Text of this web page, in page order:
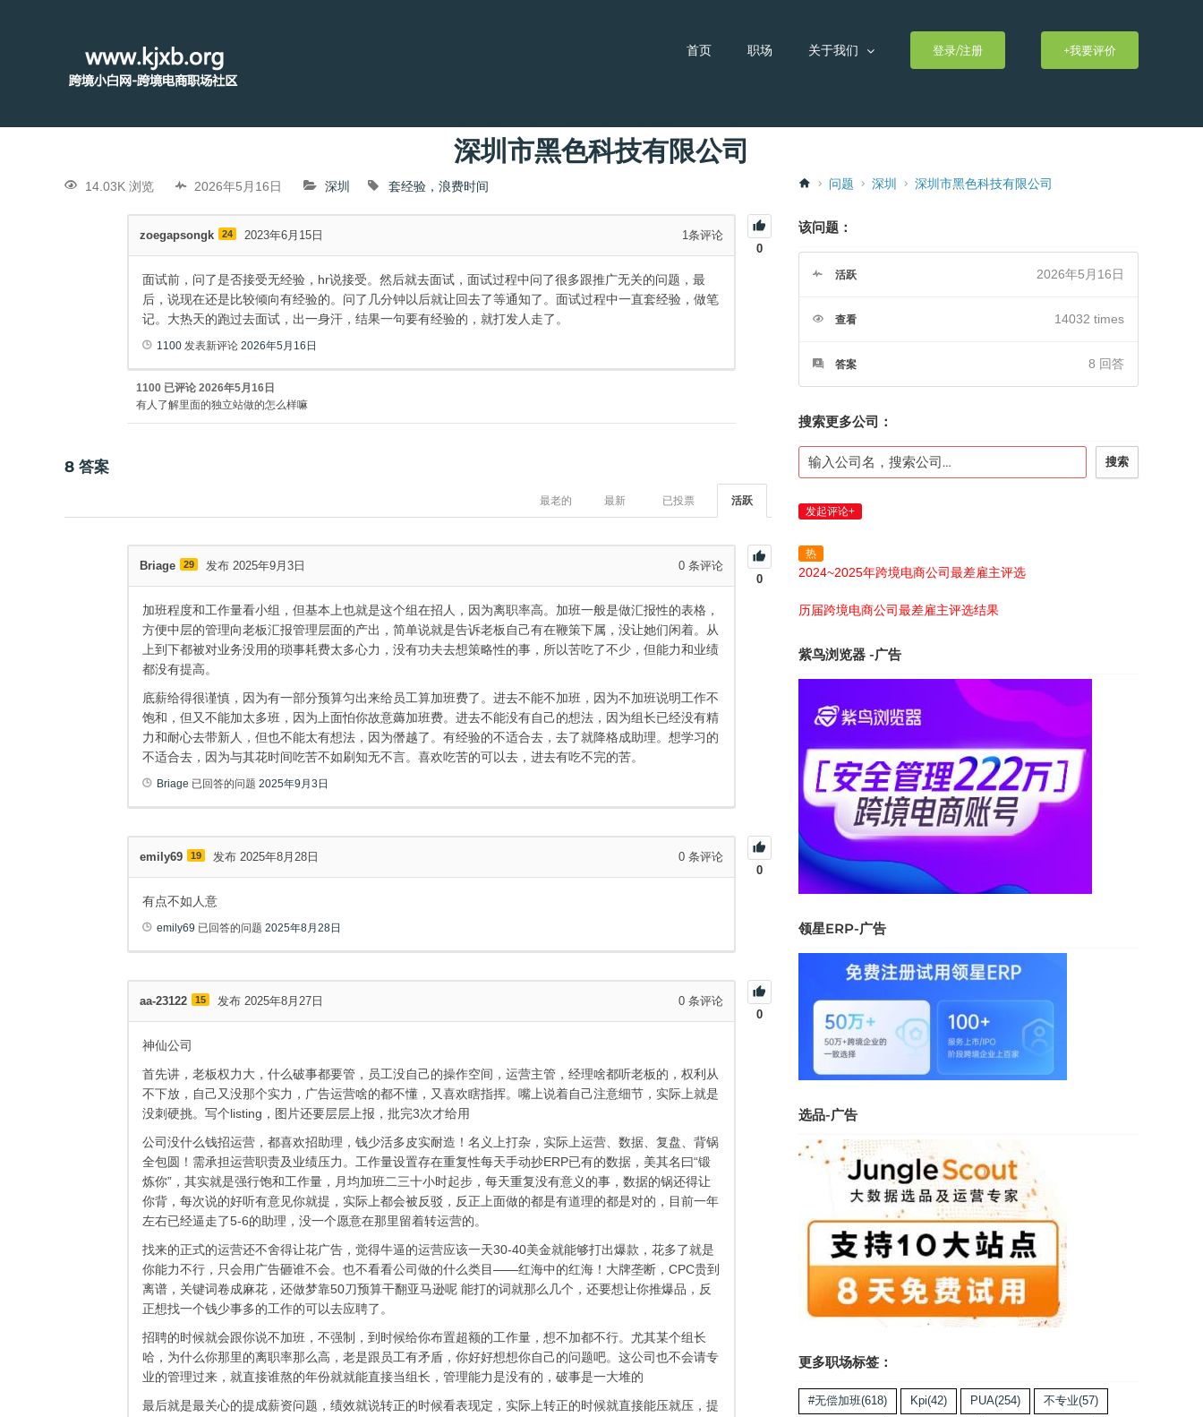
首页 职场 关于我们 登录/注册 +我要评价
深圳市黑色科技有限公司
14.03K 浏览 2026年5月16日 深圳 套经验，浪费时间
0
zoegapsongk 24 2023年6月15日 1条评论
面试前，问了是否接受无经验，hr说接受。然后就去面试，面试过程中问了很多跟推广无关的问题，最
后，说现在还是比较倾向有经验的。问了几分钟以后就让回去了等通知了。面试过程中一直套经验，做笔
记。大热天的跑过去面试，出一身汗，结果一句要有经验的，就打发人走了。
1100 发表新评论 2026年5月16日
1100 已评论 2026年5月16日
有人了解里面的独立站做的怎么样嘛
8 答案
活跃
已投票
最新
最老的
0
Briage 29 发布 2025年9月3日 0 条评论
加班程度和工作量看小组，但基本上也就是这个组在招人，因为离职率高。加班一般是做汇报性的表格，
方便中层的管理向老板汇报管理层面的产出，简单说就是告诉老板自己有在鞭策下属，没让她们闲着。从
上到下都被对业务没用的琐事耗费太多心力，没有功夫去想策略性的事，所以苦吃了不少，但能力和业绩
都没有提高。
底薪给得很谨慎，因为有一部分预算匀出来给员工算加班费了。进去不能不加班，因为不加班说明工作不
饱和，但又不能加太多班，因为上面怕你故意薅加班费。进去不能没有自己的想法，因为组长已经没有精
力和耐心去带新人，但也不能太有想法，因为僭越了。有经验的不适合去，去了就降格成助理。想学习的
不适合去，因为与其花时间吃苦不如刷知无不言。喜欢吃苦的可以去，进去有吃不完的苦。
Briage 已回答的问题 2025年9月3日
0
emily69 19 发布 2025年8月28日 0 条评论
有点不如人意
emily69 已回答的问题 2025年8月28日
0
aa-23122 15 发布 2025年8月27日 0 条评论
神仙公司
首先讲，老板权力大，什么破事都要管，员工没自己的操作空间，运营主管，经理啥都听老板的，权利从
不下放，自己又没那个实力，广告运营啥的都不懂，又喜欢瞎指挥。嘴上说着自己注意细节，实际上就是
没刺硬挑。写个listing，图片还要层层上报，批完3次才给用
公司没什么钱招运营，都喜欢招助理，钱少活多皮实耐造！名义上打杂，实际上运营、数据、复盘、背锅
全包圆！需承担运营职责及业绩压力。工作量设置存在重复性每天手动抄ERP已有的数据，美其名曰“锻
炼你”，其实就是强行饱和工作量，月均加班二三十小时起步，每天重复没有意义的事，数据的锅还得让
你背，每次说的好听有意见你就提，实际上都会被反驳，反正上面做的都是有道理的都是对的，目前一年
左右已经逼走了5-6的助理，没一个愿意在那里留着转运营的。
找来的正式的运营还不舍得让花广告，觉得牛逼的运营应该一天30-40美金就能够打出爆款，花多了就是
你能力不行，只会用广告砸谁不会。也不看看公司做的什么类目——红海中的红海！大牌垄断，CPC贵到
离谱，关键词卷成麻花，还做梦靠50刀预算干翻亚马逊呢 能打的词就那么几个，还要想让你推爆品，反
正想找一个钱少事多的工作的可以去应聘了。
招聘的时候就会跟你说不加班，不强制，到时候给你布置超额的工作量，想不加都不行。尤其某个组长
哈，为什么你那里的离职率那么高，老是跟员工有矛盾，你好好想想你自己的问题吧。这公司也不会请专
业的管理过来，就直接谁熬的年份就就能直接当组长，管理能力是没有的，破事是一大堆的
最后就是最关心的提成薪资问题，绩效就说转正的时候看表现定，实际上转正的时候就直接能压就压，提
问题 深圳 深圳市黑色科技有限公司
该问题：
活跃 2026年5月16日
查看 14032 times
答案 8 回答
搜索更多公司：
搜索
发起评论+
热
2024~2025年跨境电商公司最差雇主评选
历届跨境电商公司最差雇主评选结果
紫鸟浏览器 -广告
领星ERP-广告
选品-广告
更多职场标签：
#无偿加班(618) Kpi(42) PUA(254) 不专业(57)